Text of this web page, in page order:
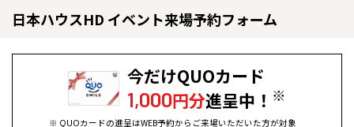
日本ハウスHD イベント来場予約フォーム
今だけQUOカード
1,000円分進呈中！ ※
※ QUOカードの進呈はWEB予約からご来場いただいた方が対象